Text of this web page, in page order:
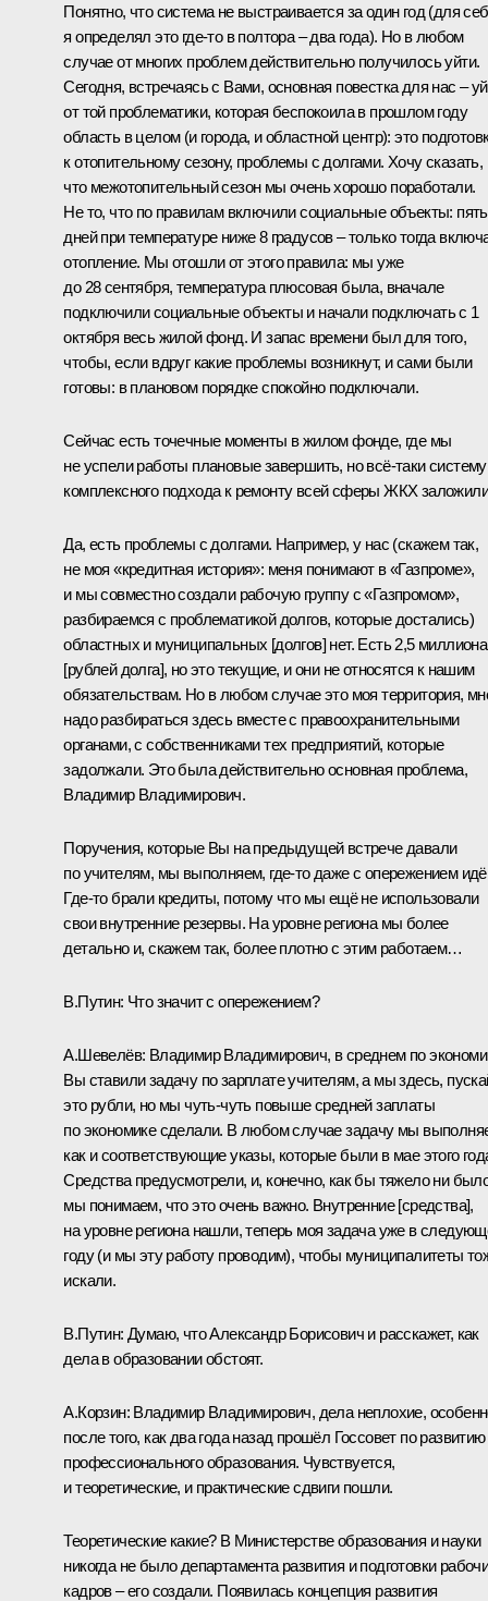
Понятно, что система не выстраивается за один год (для
я определял это где‑то в полтора – два года). Но в любом
случае от многих проблем действительно получилось уйти.
Сегодня, встречаясь с Вами, основная повестка для нас –
от той проблематики, которая беспокоила в прошлом году
область в целом (и города, и областной центр): это
к отопительному сезону, проблемы с долгами. Хочу сказать,
что межотопительный сезон мы очень хорошо поработали.
Не то, что по правилам включили социальные объекты: пять
дней при температуре ниже 8 градусов – только тогда
отопление. Мы отошли от этого правила: мы уже
до 28 сентября, температура плюсовая была, вначале
подключили социальные объекты и начали подключать с 1
октября весь жилой фонд. И запас времени был для того,
чтобы, если вдруг какие проблемы возникнут, и сами были
готовы: в плановом порядке спокойно подключали.
Сейчас есть точечные моменты в жилом фонде, где мы
не успели работы плановые завершить, но всё‑таки систему
комплексного подхода к ремонту всей сферы ЖКХ
Да, есть проблемы с долгами. Например, у нас (скажем так,
не моя «кредитная история»: меня понимают в «Газпроме»,
и мы совместно создали рабочую группу с «Газпромом»,
разбираемся с проблематикой долгов, которые достались)
областных и муниципальных [долгов] нет. Есть 2,5 миллиона
[рублей долга], но это текущие, и они не относятся к нашим
обязательствам. Но в любом случае это моя территория,
надо разбираться здесь вместе с правоохранительными
органами, с собственниками тех предприятий, которые
задолжали. Это была действительно основная проблема,
Владимир Владимирович.
Поручения, которые Вы на предыдущей встрече давали
по учителям, мы выполняем, где‑то даже с опережением
Где‑то брали кредиты, потому что мы ещё не использовали
свои внутренние резервы. На уровне региона мы более
детально и, скажем так, более плотно с этим работаем…
В.Путин: Что значит с опережением?
А.Шевелёв: Владимир Владимирович, в среднем по
Вы ставили задачу по зарплате учителям, а мы здесь,
это рубли, но мы чуть-чуть повыше средней заплаты
по экономике сделали. В любом случае задачу мы
как и соответствующие указы, которые были в мае этого
Средства предусмотрели, и, конечно, как бы тяжело ни
мы понимаем, что это очень важно. Внутренние [средства],
на уровне региона нашли, теперь моя задача уже в
году (и мы эту работу проводим), чтобы муниципалитеты
искали.
В.Путин: Думаю, что Александр Борисович и расскажет, как
дела в образовании обстоят.
А.Корзин: Владимир Владимирович, дела неплохие,
после того, как два года назад прошёл Госсовет по развитию
профессионального образования. Чувствуется,
и теоретические, и практические сдвиги пошли.
Теоретические какие? В Министерстве образования и науки
никогда не было департамента развития и подготовки
кадров – его создали. Появилась концепция развития